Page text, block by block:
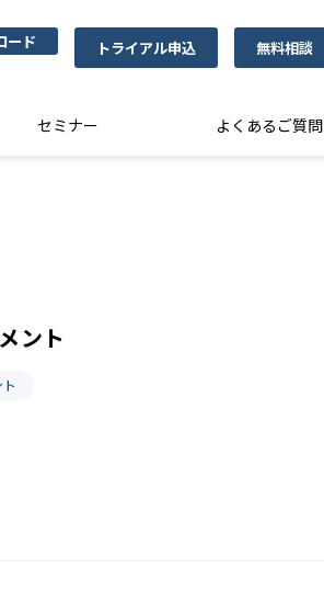
ード トライアル申込 無料相談
セミナー よくあるご質問
ント